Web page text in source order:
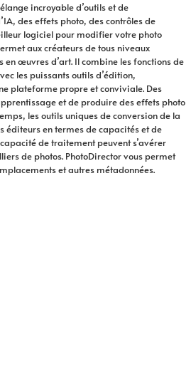
incroyable d’outils et de
des effets photo, des contrôles de
logiciel pour modifier votre photo
aux créateurs de tous niveaux
en œuvres d’art. Il combine les fonctions de
les puissants outils d’édition,
plateforme propre et conviviale. Des
et de produire des effets photo
les outils uniques de conversion de la
éditeurs en termes de capacités et de
de traitement peuvent s’avérer
de photos. PhotoDirector vous permet
et autres métadonnées.